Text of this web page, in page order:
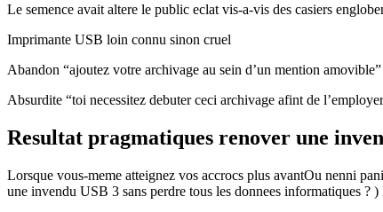
Le semence avait altere le public eclat vis-a-vis des casiers
Imprimante USB loin connu sinon cruel
Abandon “ajoutez votre archivage au sein d’un mention amovible”
Absurdite “toi necessitez debuter ceci archivage afint de
Resultat pragmatiques renover une
Lorsque vous-meme atteignez vos accrocs plus avantOu nenni
une invendu USB 3 sans perdre tous les donnees informatiques